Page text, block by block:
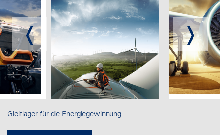
Gleitlager für die Energiegewinnung